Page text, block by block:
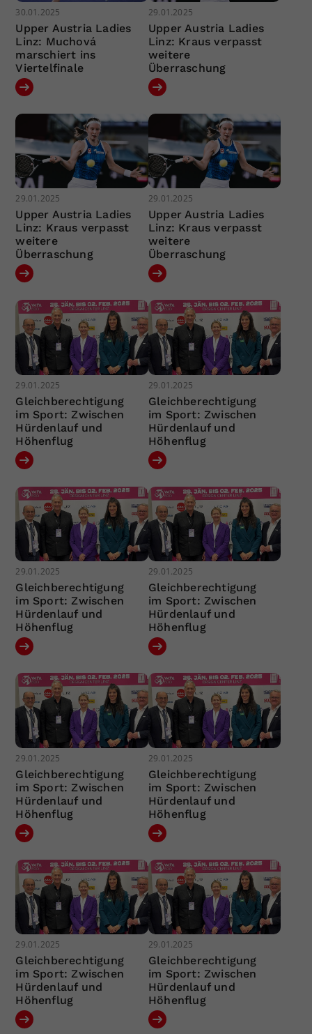
30.01.2025
Upper Austria Ladies
Linz: Muchová
marschiert ins
Viertelfinale
29.01.2025
Upper Austria Ladies
Linz: Kraus verpasst
weitere
Überraschung
29.01.2025
Upper Austria Ladies
Linz: Kraus verpasst
weitere
Überraschung
29.01.2025
Upper Austria Ladies
Linz: Kraus verpasst
weitere
Überraschung
29.01.2025
Gleichberechtigung
im Sport: Zwischen
Hürdenlauf und
Höhenflug
29.01.2025
Gleichberechtigung
im Sport: Zwischen
Hürdenlauf und
Höhenflug
29.01.2025
Gleichberechtigung
im Sport: Zwischen
Hürdenlauf und
Höhenflug
29.01.2025
Gleichberechtigung
im Sport: Zwischen
Hürdenlauf und
Höhenflug
29.01.2025
Gleichberechtigung
im Sport: Zwischen
Hürdenlauf und
Höhenflug
29.01.2025
Gleichberechtigung
im Sport: Zwischen
Hürdenlauf und
Höhenflug
29.01.2025
Gleichberechtigung
im Sport: Zwischen
Hürdenlauf und
Höhenflug
29.01.2025
Gleichberechtigung
im Sport: Zwischen
Hürdenlauf und
Höhenflug